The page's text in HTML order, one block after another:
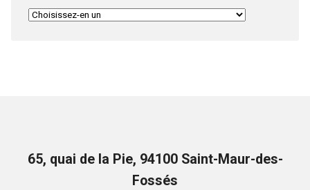
65, quai de la Pie, 94100 Saint-Maur-des-
Fossés